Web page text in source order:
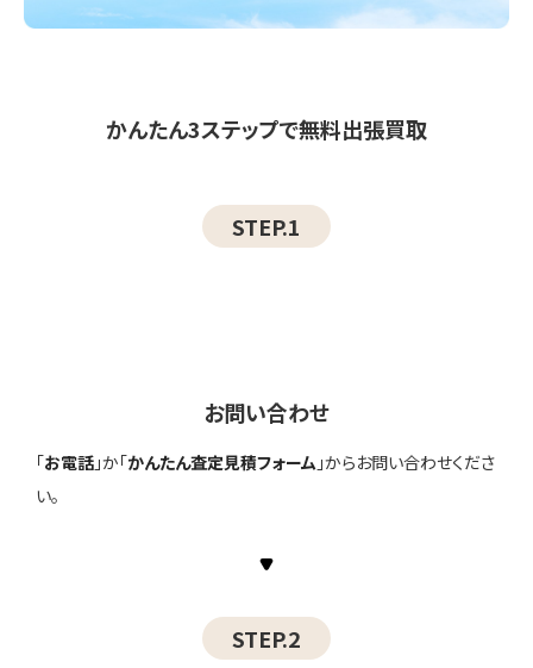
かんたん3ステップで無料出張買取
STEP.1
お問い合わせ
「お電話 」か「かんたん査定見積フォーム 」からお問い合わせくださ
い。
STEP.2